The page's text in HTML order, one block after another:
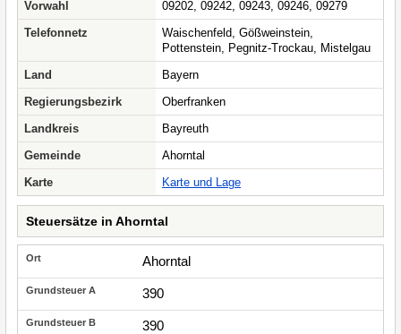
Vorwahl
09202, 09242, 09243, 09246, 09279
Telefonnetz
Waischenfeld, Gößweinstein,
Pottenstein, Pegnitz-Trockau, Mistelgau
Land
Bayern
Regierungsbezirk
Oberfranken
Landkreis
Bayreuth
Gemeinde
Ahorntal
Karte
Karte und Lage
Steuersätze in Ahorntal
Ahorntal
390
390